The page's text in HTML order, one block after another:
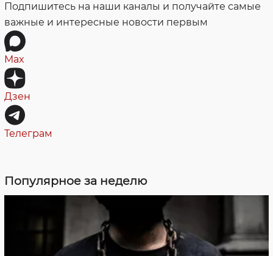
Подпишитесь на наши каналы и получайте самые
важные и интересные новости первым
Max
Дзен
Телеграм
Популярное за неделю